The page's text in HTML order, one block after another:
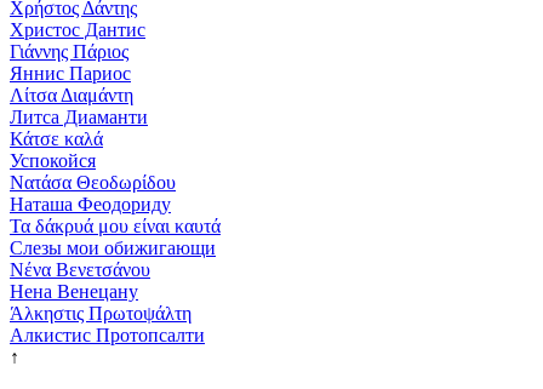
Χρήστος Δάντης
Христос Дантис
Γιάννης Πάριος
Яннис Париос
Λίτσα Διαμάντη
Литса Диаманти
Κάτσε καλά
Успокойся
Νατάσα Θεοδωρίδου
Наташа Феодориду
Τα δάκρυά μου είναι καυτά
Слезы мои обижигающи
Νένα Βενετσάνου
Нена Венецану
Άλκηστις Πρωτοψάλτη
Алкистис Протопсалти
↑